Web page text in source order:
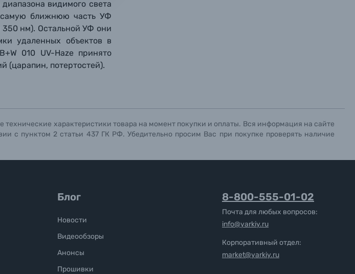
Согласие наобработку персональных данных.
вопрос
Согласие наобработку персональных данных.
вопрос
видимого света
ближнюю часть УФ
350 нм). Остальной УФ они
удаленных объектов в
010 UV-Haze принято
(царапин, потертостей).
технические характеристики товара на момент покупки и оплаты. Вся информация на сайте
с пунктом 2 статьи 437 ГК РФ. Убедительно просим Вас при покупке проверять наличие
Согласие наобработку персональных данных.
вопрос
Блог
Новости
Видеообзоры
Анонсы
Прошивки
8-800-555-01-02
Почта для любых вопросов:
info@yarkiy.ru
Корпоративный отдел:
market@yarkiy.ru